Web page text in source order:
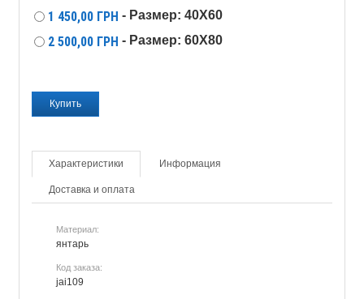
1 450,00 ГРН - Размер: 40X60
2 500,00 ГРН - Размер: 60X80
Характеристики Информация
Доставка и оплата
Материал:
янтарь
Код заказа:
jai109